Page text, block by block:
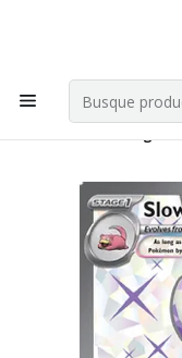
Por compras en
Inicio Juegos